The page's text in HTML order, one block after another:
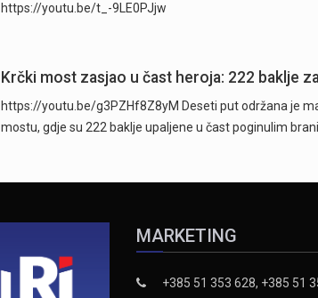
https://youtu.be/t_-9LE0PJjw
Krčki most zasjao u čast heroja: 222 baklje
https://youtu.be/g3PZHf8Z8yM Deseti put održana je
mostu, gdje su 222 baklje upaljene u čast poginulim
MARKETING
+385 51 353 628, +385 51